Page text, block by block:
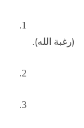
1.
(رغبة الله).
2.
3.